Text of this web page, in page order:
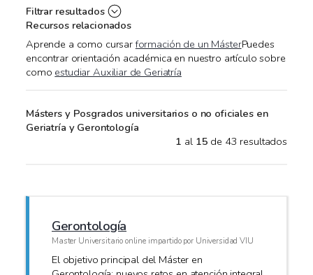
Filtrar resultados
Recursos relacionados
Aprende a como cursarformación de un MásterPuedes
encontrar orientación académica en nuestro artículo sobre
como estudiar Auxiliar de Geriatría
Másters y Posgrados universitarios o no oficiales en
Geriatría y Gerontología
1 al 15 de 43 resultados
Gerontología
Master Universitario online impartido por Universidad VIU
El objetivo principal del Máster en